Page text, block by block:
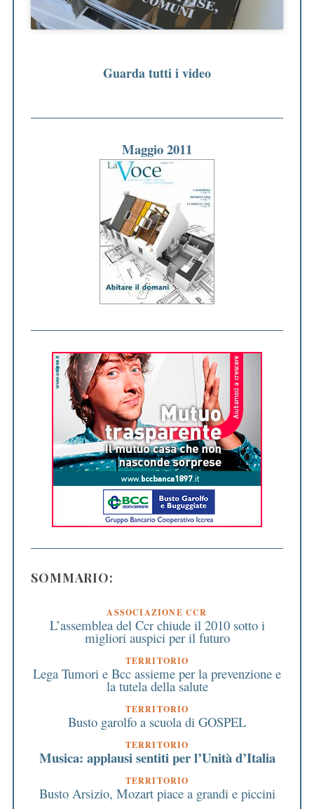
Guarda tutti i video
Maggio 2011
SOMMARIO:
ASSOCIAZIONE CCR
L’assemblea del Ccr chiude il 2010 sotto i
migliori auspici per il futuro
TERRITORIO
Lega Tumori e Bcc assieme per la prevenzione e
la tutela della salute
TERRITORIO
Busto garolfo a scuola di GOSPEL
TERRITORIO
Musica: applausi sentiti per l’Unità d’Italia
TERRITORIO
Busto Arsizio, Mozart piace a grandi e piccini